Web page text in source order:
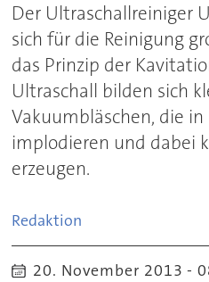
Der Ultraschallreiniger
sich für die Reinigung
das Prinzip der
Ultraschall bilden sich
Vakuumbläschen, die
implodieren und dabei
erzeugen.
Redaktion
20. November 2013 -